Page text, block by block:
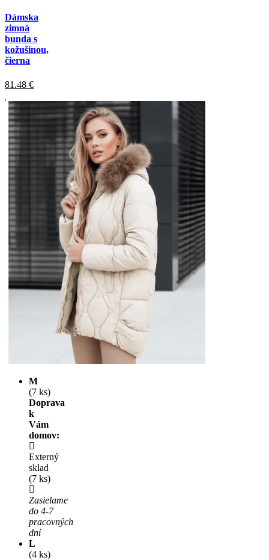
Dámska
zimná
bunda s
kožušinou,
čierna
81.48 €
M
(7 ks)
Doprava
k
Vám
domov:
Externý
sklad
(7 ks)
Zasielame
do 4-7
pracovných
dní
L
(4 ks)